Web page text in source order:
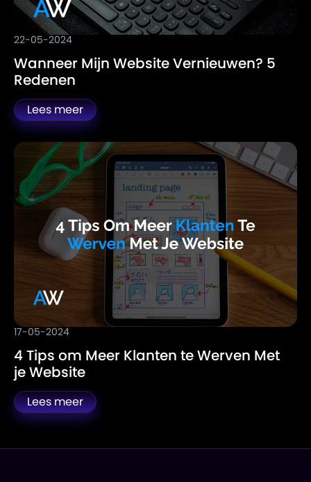
22-05-2024
Wanneer Mijn Website Vernieuwen? 5
Redenen
Lees meer
17-05-2024
4 Tips om Meer Klanten te Werven Met
je Website
Lees meer